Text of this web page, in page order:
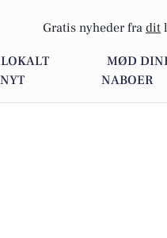
Gratis nyheder fra dit
LOKALT
NYT
MØD
NABOER